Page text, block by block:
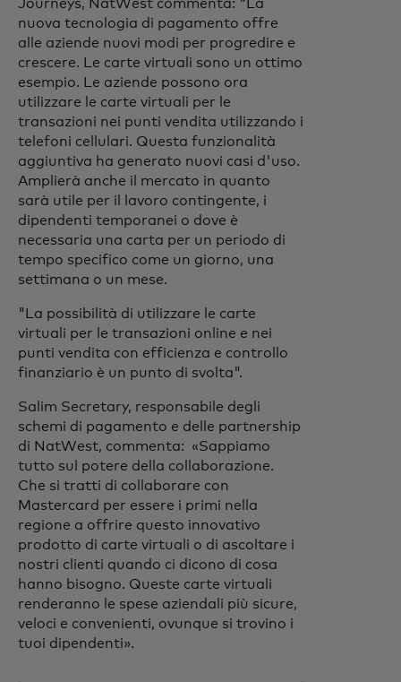
Journeys, NatWest commenta: "La
nuova tecnologia di pagamento offre
alle aziende nuovi modi per progredire e
crescere. Le carte virtuali sono un ottimo
esempio. Le aziende possono ora
utilizzare le carte virtuali per le
transazioni nei punti vendita utilizzando i
telefoni cellulari. Questa funzionalità
aggiuntiva ha generato nuovi casi d'uso.
Amplierà anche il mercato in quanto
sarà utile per il lavoro contingente, i
dipendenti temporanei o dove è
necessaria una carta per un periodo di
tempo specifico come un giorno, una
settimana o un mese.
"La possibilità di utilizzare le carte
virtuali per le transazioni online e nei
punti vendita con efficienza e controllo
finanziario è un punto di svolta".
Salim Secretary, responsabile degli
schemi di pagamento e delle partnership
di NatWest, commenta:
«Sappiamo
tutto sul potere della collaborazione.
Che si tratti di collaborare con
Mastercard per essere i primi nella
regione a offrire questo innovativo
prodotto di carte virtuali o di ascoltare i
nostri clienti quando ci dicono di cosa
hanno bisogno. Queste carte virtuali
renderanno le spese aziendali più sicure,
veloci e convenienti, ovunque si trovino i
tuoi dipendenti».